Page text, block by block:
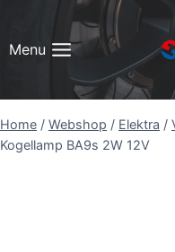
inhoud
Menu
Home / Webshop / Elektra /
Kogellamp BA9s 2W 12V